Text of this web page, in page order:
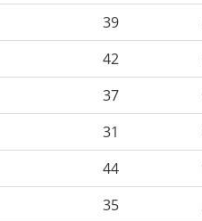
39
42
37
31
44
35